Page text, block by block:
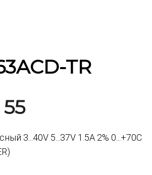
TR
3...40V 5...37V 1.5A 2% 0...+70C